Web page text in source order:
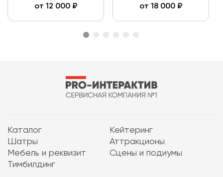
от 12 000₽ от 18 000₽
Каталог
Кейтеринг
Шатры
Аттракционы
Мебель и реквизит
Сцены и подиумы
Тимбилдинг